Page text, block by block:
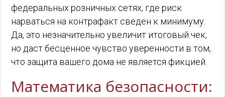
федеральных розничных сетях, где риск
нарваться на контрафакт сведен к минимуму.
Да, это незначительно увеличит итоговый чек,
но даст бесценное чувство уверенности в том,
что защита вашего дома не является фикцией.
Математика безопасности: